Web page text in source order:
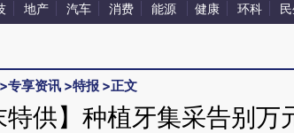
地产 汽车 消费 能源 健康 环科
>专享资讯 >特报 >正文
特供】种植牙集采告别